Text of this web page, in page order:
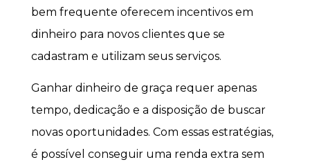
bem frequente oferecem incentivos em
dinheiro para novos clientes que se
cadastram e utilizam seus serviços.
Ganhar dinheiro de graça requer apenas
tempo, dedicação e a disposição de buscar
novas oportunidades. Com essas estratégias,
é possível conseguir uma renda extra sem